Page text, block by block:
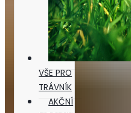
VŠE PRO
TRÁVNÍK
AKČNÍ